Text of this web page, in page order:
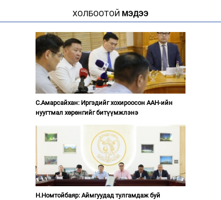
ХОЛБООТОЙ МЭДЭЭ
С.Амарсайхан: Иргэдийг хохироосон ААН-ийн
нуугтмал хөрөнгийг битүүмжлэнэ
Н.Номтойбаяр: Аймгуудад тулгамдаж буй